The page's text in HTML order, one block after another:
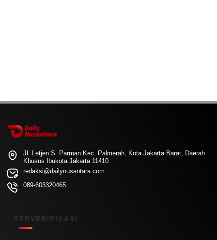
Jl. Letjen S. Parman Kec. Palmerah, Kota Jakarta Barat, Daerah
Khusus Ibukota Jakarta 11410
redaksi@dailynusantara.com
089-603320465
TERVERIFIKASI